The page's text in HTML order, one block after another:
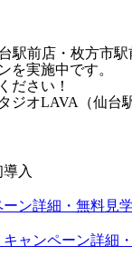
駅前店・枚方市
を実施中です。
ださい！
ジオLAVA（仙台
入
ン詳細・無料見
ャンペーン詳細